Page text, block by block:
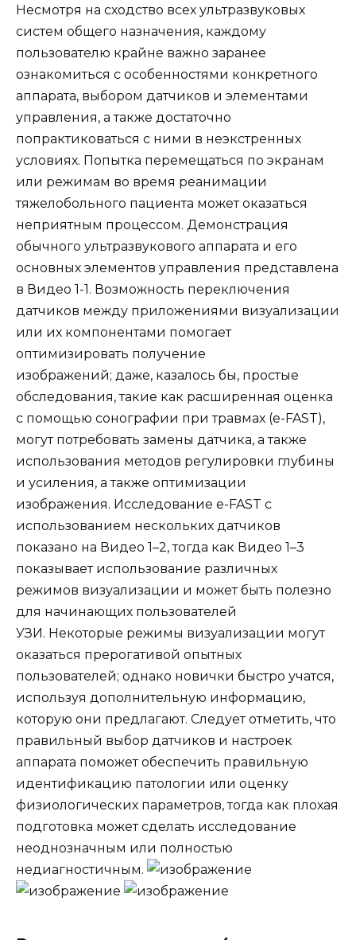
Несмотря на сходство всех ультразвуковых
систем общего назначения, каждому
пользователю крайне важно заранее
ознакомиться с особенностями конкретного
аппарата, выбором датчиков и элементами
управления, а также достаточно
попрактиковаться с ними в неэкстренных
условиях. Попытка перемещаться по экранам
или режимам во время реанимации
тяжелобольного пациента может оказаться
неприятным процессом. Демонстрация
обычного ультразвукового аппарата и его
основных элементов управления представлена
​​в Видео 1-1. Возможность переключения
датчиков между приложениями визуализации
или их компонентами помогает
оптимизировать получение
изображений; даже, казалось бы, простые
обследования, такие как расширенная оценка
с помощью сонографии при травмах (e-FAST),
могут потребовать замены датчика, а также
использования методов регулировки глубины
и усиления, а также оптимизации
изображения. Исследование e-FAST с
использованием нескольких датчиков
показано на Видео 1–2, тогда как Видео 1–3
показывает использование различных
режимов визуализации и может быть полезно
для начинающих пользователей
УЗИ. Некоторые режимы визуализации могут
оказаться прерогативой опытных
пользователей; однако новички быстро учатся,
используя дополнительную информацию,
которую они предлагают. Следует отметить, что
правильный выбор датчиков и настроек
аппарата поможет обеспечить правильную
идентификацию патологии или оценку
физиологических параметров, тогда как плохая
подготовка может сделать исследование
неоднозначным или полностью
недиагностичным.